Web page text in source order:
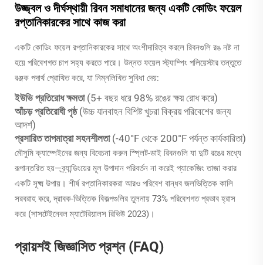
উজ্জ্বল ও দীর্ঘস্থায়ী রিবন সমাধানের জন্য একটি কোডিং ফয়েল
রপ্তানিকারকের সাথে কাজ করা
একটি কোডিং ফয়েল রপ্তানিকারকের সাথে অংশীদারিত্ব করলে রিবনগুলি রঙ নষ্ট না
হয়ে পরিবেশগত চাপ সহ্য করতে পারে। উন্নত ফয়েল স্ট্যাম্পিং পলিয়েস্টার তন্তুতে
রঞ্জক পদার্থ প্রোথিত করে, যা নিম্নলিখিত সুবিধা দেয়:
ইউভি প্রতিরোধ ক্ষমতা (5+ বছর ধরে 98% রঙের ক্ষয় রোধ করে)
আঁচড় প্রতিরোধী পৃষ্ঠ(উচ্চ যানবাহন বিশিষ্ট খুচরা বিক্রয় পরিবেশের জন্য
আদর্শ)
প্রসারিত তাপমাত্রা সহনশীলতা (-40°F থেকে 200°F পর্যন্ত কার্যকারিতা)
মৌসুমি ক্যাম্পেইনের জন্য বিবেচনা করুন স্প্লিট-ডাই রিবনগুলি যা দুটি রঙের মধ্যে
রূপান্তরিত হয়—ব্র্যান্ডিংয়ের মূল উপাদান পরিবর্তন না করেই প্যাকেজিং তাজা করার
একটি সূক্ষ্ম উপায়। শীর্ষ রপ্তানিকারকরা আরও পরিবেশ বান্ধব জলভিত্তিক কালি
সরবরাহ করে, দ্রাবক-ভিত্তিক বিকল্পগুলির তুলনায় 73% পরিবেশগত প্রভাব হ্রাস
করে (সাসটেইনেবল ম্যাটেরিয়ালস রিভিউ 2023)।
প্রায়শই জিজ্ঞাসিত প্রশ্ন (FAQ)